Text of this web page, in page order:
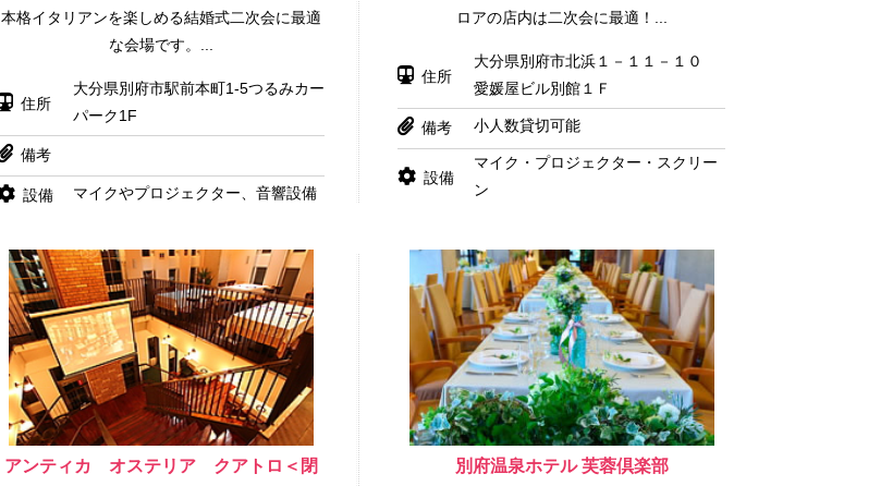
本格イタリアンを楽しめる結婚式二次会に最適
な会場です。...
住所
大分県別府市駅前本町1-5つるみカー
パーク1F
備考
設備 マイクやプロジェクター、音響設備
ロアの店内は二次会に最適！...
住所
大分県別府市北浜１－１１－１０
愛媛屋ビル別館１Ｆ
備考 小人数貸切可能
設備
マイク・プロジェクター・スクリー
ン
アンティカ オステリア クアトロ＜閉
別府温泉ホテル 芙蓉倶楽部